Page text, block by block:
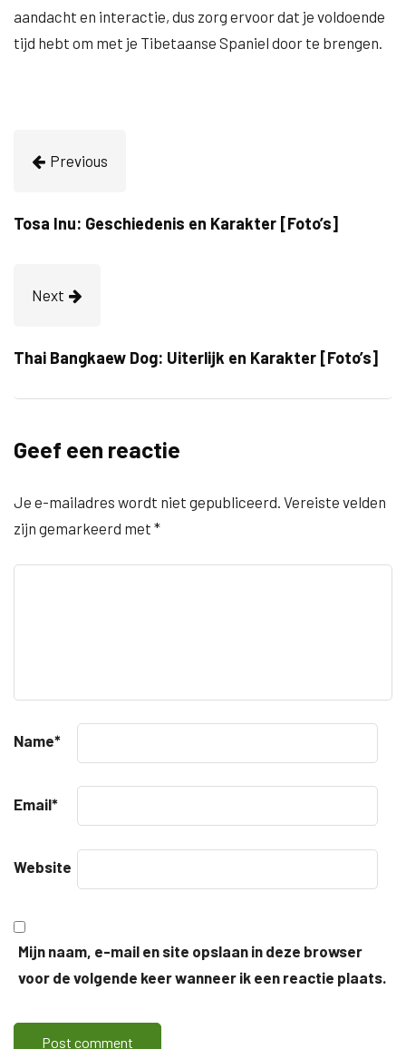
aandacht en interactie, dus zorg ervoor dat je voldoende
tijd hebt om met je Tibetaanse Spaniel door te brengen.
Previous
Tosa Inu: Geschiedenis en Karakter [Foto’s]
Next
Thai Bangkaew Dog: Uiterlijk en Karakter [Foto’s]
Geef een reactie
Je e-mailadres wordt niet gepubliceerd. Vereiste velden
zijn gemarkeerd met *
Name*
Email*
Website
Mijn naam, e-mail en site opslaan in deze browser
voor de volgende keer wanneer ik een reactie plaats.